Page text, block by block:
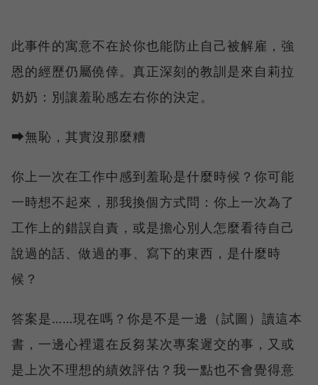
此事件的寓意不在於你也能防止自己被解雇，強
恩的經歷仍屬僥倖。真正深刻的教訓是來自莉拉
奶奶：別讓羞恥感左右你的決定。
⮕無恥，其實沒那麼糟
你上一次在工作中感到羞恥是什麼時候？你可能
一時想不起來，那我換個方式問：你上一次為了
工作上的錯誤自責，或是擔心別人怎麼看待自己
說過的話、做過的事、寫下的東西，是什麼時
候？
答案是……現在嗎？你是不是一邊（試圖）讀這本
書，一邊心裡還在反芻某次專案遲交的事，又或
是上次不理想的績效評估？我一點也不會覺得意